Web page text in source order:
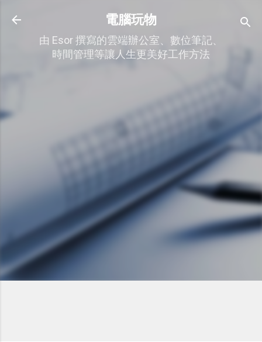
跳到主要內容
電腦玩物
由 Esor 撰寫的雲端辦公室、數位筆記、
時間管理等讓人生更美好工作方法